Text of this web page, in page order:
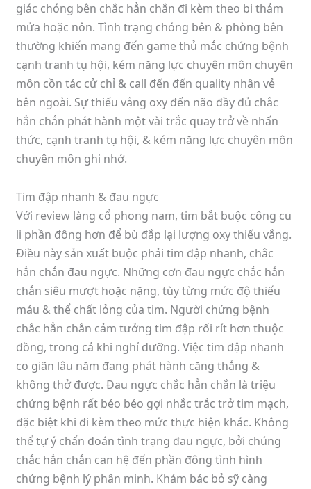
giác chóng bên chắc hẳn chắn đi kèm theo bi thảm
mửa hoặc nôn. Tình trạng chóng bên & phòng bên
thường khiến mang đến game thủ mắc chứng bệnh
cạnh tranh tụ hội, kém năng lực chuyên môn chuyên
môn cồn tác cử chỉ & call đến đến quality nhân vẻ
bên ngoài. Sự thiếu vắng oxy đến não đầy đủ chắc
hẳn chắn phát hành một vài trắc quay trở về nhấn
thức, cạnh tranh tụ hội, & kém năng lực chuyên môn
chuyên môn ghi nhớ.
Tim đập nhanh & đau ngực
Với review làng cổ phong nam, tim bắt buộc công cu
li phần đông hơn để bù đắp lại lượng oxy thiếu vắng.
Điều này sản xuất buộc phải tim đập nhanh, chắc
hẳn chắn đau ngực. Những cơn đau ngực chắc hẳn
chắn siêu mượt hoặc nặng, tùy từng mức độ thiếu
máu & thể chất lỏng của tim. Người chứng bệnh
chắc hẳn chắn cảm tưởng tim đập rối rít hơn thuộc
đồng, trong cả khi nghỉ dưỡng. Việc tim đập nhanh
co giãn lâu năm đang phát hành căng thẳng &
không thở được. Đau ngực chắc hẳn chắn là triệu
chứng bệnh rất béo béo gợi nhắc trắc trở tim mạch,
đặc biệt khi đi kèm theo mức thực hiện khác. Không
thể tự ý chẩn đoán tình trạng đau ngực, bởi chúng
chắc hẳn chắn can hệ đến phần đông tình hình
chứng bệnh lý phân minh. Khám bác bỏ sỹ càng